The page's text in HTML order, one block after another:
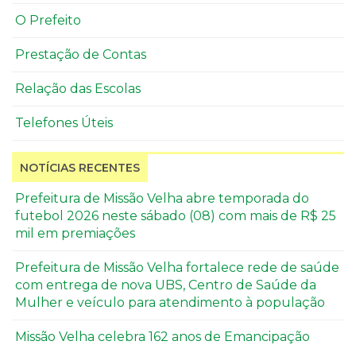
O Prefeito
Prestação de Contas
Relação das Escolas
Telefones Úteis
NOTÍCIAS RECENTES
Prefeitura de Missão Velha abre temporada do
futebol 2026 neste sábado (08) com mais de R$ 25
mil em premiações
Prefeitura de Missão Velha fortalece rede de saúde
com entrega de nova UBS, Centro de Saúde da
Mulher e veículo para atendimento à população
Missão Velha celebra 162 anos de Emancipação